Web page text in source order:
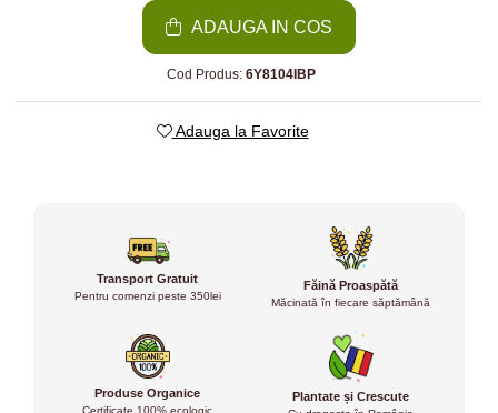
ADAUGA IN COS
Cod Produs: 6Y8104IBP
Adauga la Favorite
Transport Gratuit
Pentru comenzi peste 350lei
Făină Proaspătă
Măcinată în fiecare săptămână
Produse Organice Plantate și Crescute